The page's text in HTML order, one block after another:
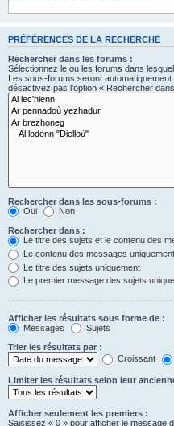
PRÉFÉRENCES DE LA RECHERCHE
Rechercher dans les forums :
Sélectionnez le ou les forums dans
Les sous-forums seront
désactivez pas l’option « Rechercher
Rechercher dans les sous-forums :
Oui
Non
Rechercher dans :
Le titre des sujets et le contenu des
Le contenu des messages uniquement
Le titre des sujets uniquement
Le premier message des sujets
Afficher les résultats sous forme de :
Messages
Sujets
Trier les résultats par :
Croissant
Limiter les résultats selon leur
Afficher seulement les premiers :
Saisissez « 0 » pour afficher le message